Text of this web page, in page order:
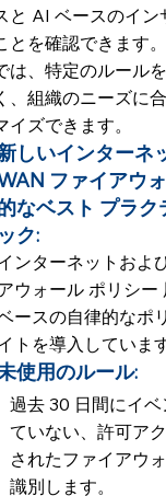
と AI ベースのイン
とを確認できます
は、特定のルール
、組織のニーズに
イズできます。
しいインターネ
ファイアウ
なベスト プラク
ック:
ンターネットおよ
ウォール ポリシー
ースの自律的なポ
トを導入しています
使用のルール:
過去 30 日間にイ
ていない、許可ア
されたファイアウ
識別します。